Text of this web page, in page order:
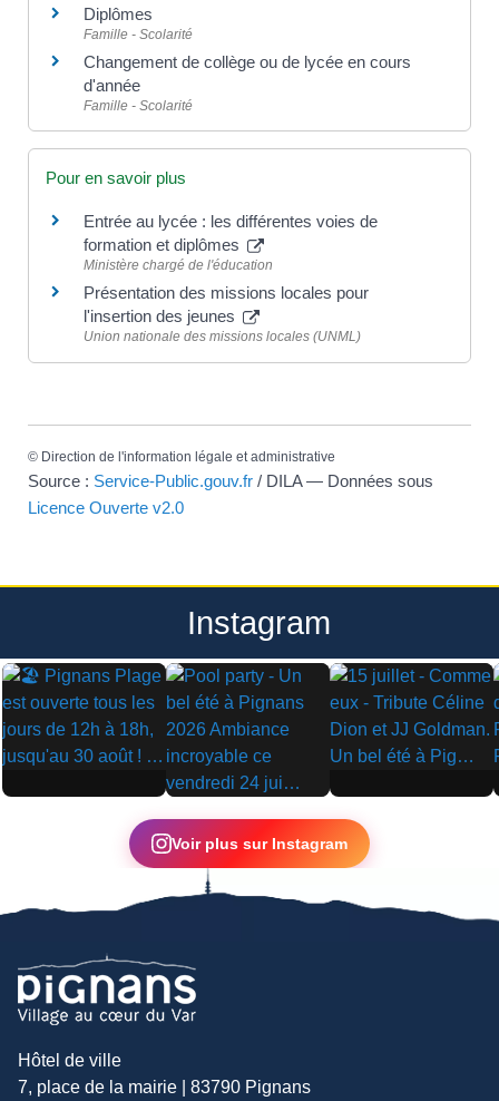
Diplômes
Famille - Scolarité
Changement de collège ou de lycée en cours
d'année
Famille - Scolarité
Pour en savoir plus
Entrée au lycée : les différentes voies de
formation et diplômes
Ministère chargé de l'éducation
Présentation des missions locales pour
l'insertion des jeunes
Union nationale des missions locales (UNML)
© Direction de l'information légale et administrative
Source : Service-Public.gouv.fr / DILA — Données sous
Licence Ouverte v2.0
Instagram
▶
▶
▶
Voir plus sur Instagram
Hôtel de ville
7, place de la mairie | 83790 Pignans